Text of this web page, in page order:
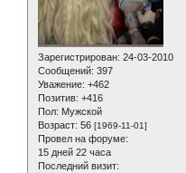
Зарегистрирован: 24-03-2010
Сообщений: 397
Уважение: +462
Позитив: +416
Пол: Мужской
Возраст: 56 [1969-11-01]
Провел на форуме:
15 дней 22 часа
Последний визит: